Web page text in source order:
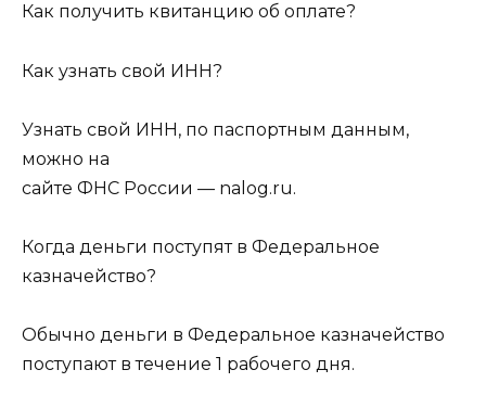
Как получить квитанцию об оплате?
Как узнать свой ИНН?
Узнать свой ИНН, по паспортным данным,
можно на
сайте ФНС России — nalog.ru.
Когда деньги поступят в Федеральное
казначейство?
Обычно деньги в Федеральное казначейство
поступают в течение 1 рабочего дня.